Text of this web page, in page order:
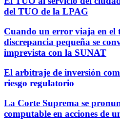
del TUO de la LPAG
Cuando un error viaja en el
discrepancia pequeña se
imprevista con la SUNAT
El arbitraje de inversión
riesgo regulatorio
La Corte Suprema se
computable en acciones de